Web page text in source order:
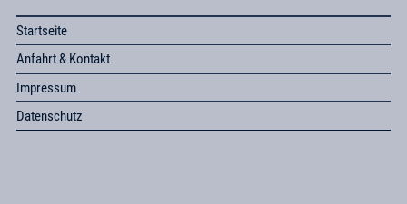
Startseite
Anfahrt & Kontakt
Impressum
Datenschutz